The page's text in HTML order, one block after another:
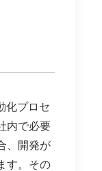
化プロセ
内で必要
、開発が
す。その